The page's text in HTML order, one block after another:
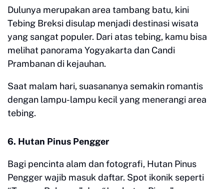
Dulunya merupakan area tambang batu, kini
Tebing Breksi disulap menjadi destinasi wisata
yang sangat populer. Dari atas tebing, kamu bisa
melihat panorama Yogyakarta dan Candi
Prambanan di kejauhan.
Saat malam hari, suasananya semakin romantis
dengan lampu-lampu kecil yang menerangi area
tebing.
6. Hutan Pinus Pengger
Bagi pencinta alam dan fotografi, Hutan Pinus
Pengger wajib masuk daftar. Spot ikonik seperti